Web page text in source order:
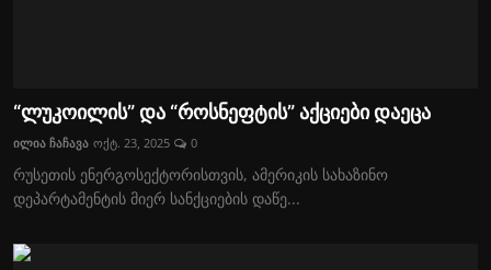
“ლუკოილის” და “როსნეფტის” აქციები დაეცა
ილია ჩაჩავა ოქტ. 23, 2025 0
რუსეთის ენერგოსექტორისთვის, ამერიკის სახაზინო
დეპარტამენტის მიერ სანქციების დაწე...